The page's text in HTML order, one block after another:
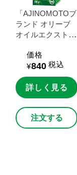
「AJINOMOTOブ
ランド オリーブ
オイルエクストラ
０ｇスマートグリ
ーンパック
価格
¥840 税込
詳しく見る
注文する